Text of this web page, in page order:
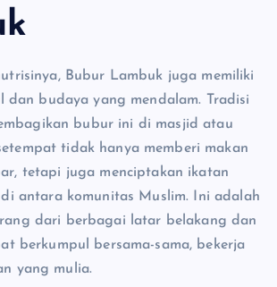
Bubur Lambuk juga memiliki
dan budaya yang mendalam. Tradisi
bubur ini di masjid atau
tidak hanya memberi makan
tetapi juga menciptakan ikatan
antara komunitas Muslim. Ini adalah
dari berbagai latar belakang dan
berkumpul bersama-sama, bekerja
yang mulia.